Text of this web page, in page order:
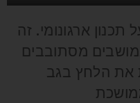
ארגונומי. זה
מסתובבים
את הלחץ בגב